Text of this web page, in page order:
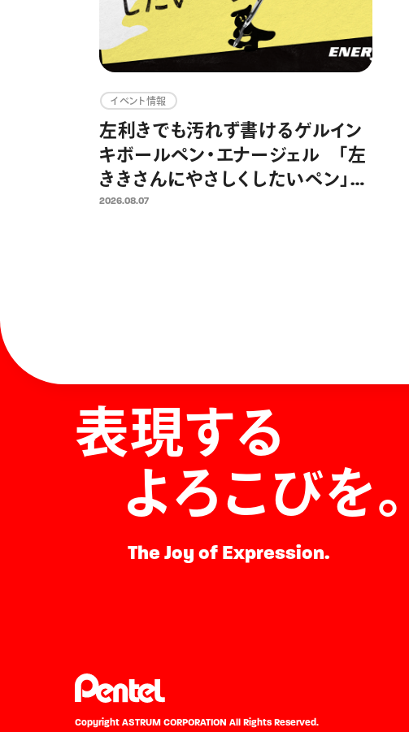
イベント情報
左利きでも汚れず書けるゲルイン
キボールペン・エナージェル 「左
ききさんにやさしくしたいペン」プ
ロジェクトを展開 8月13日 国際
2026.08.07
表現する
よろこびを。
The Joy of Expression.
Copyright ASTRUM CORPORATION All Rights Reserved.